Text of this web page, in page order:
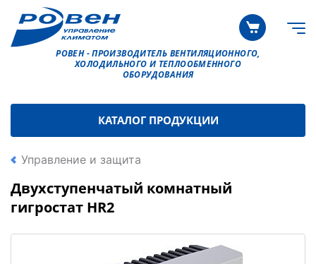
РОВЕН - ПРОИЗВОДИТЕЛЬ ВЕНТИЛЯЦИОННОГО,
ХОЛОДИЛЬНОГО И ТЕПЛООБМЕННОГО
ОБОРУДОВАНИЯ
КАТАЛОГ ПРОДУКЦИИ
Управление и защита
Двухступенчатый комнатный
гигростат HR2